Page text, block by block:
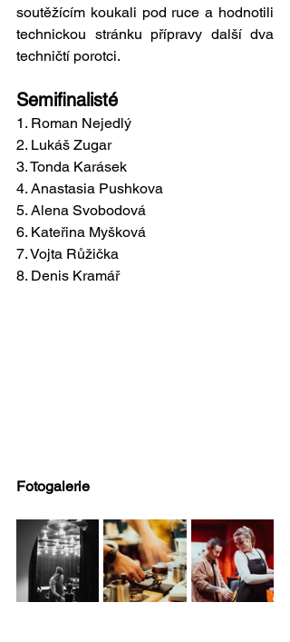
soutěžícím koukali pod ruce a hodnotili
technickou stránku přípravy další dva
techničtí porotci.
Semifinalisté
1. Roman Nejedlý
2. Lukáš Zugar
3. Tonda Karásek
4. Anastasia Pushkova
5. Alena Svobodová
6. Kateřina Myšková
7. Vojta Růžička
8. Denis Kramář
Fotogalerie